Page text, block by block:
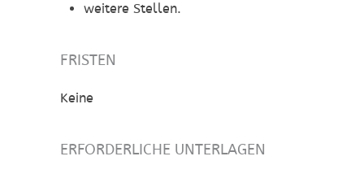
weitere Stellen.
FRISTEN
Keine
ERFORDERLICHE UNTERLAGEN